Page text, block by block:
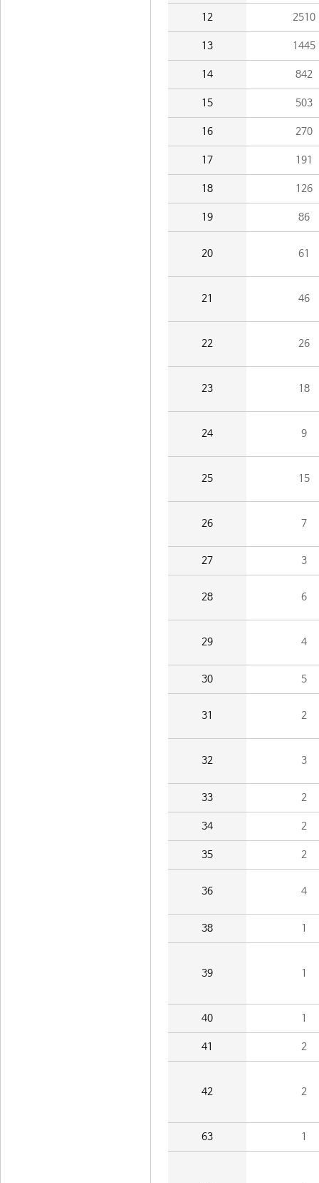
12 2510
13 1445
14 842
15 503
16 270
17 191
18 126
19 86
20 61
21 46
22 26
23 18
24 9
25 15
26 7
27 3
28 6
29 4
30 5
31 2
32 3
33 2
34 2
35 2
36 4
38 1
39 1
40 1
41 2
42 2
63 1